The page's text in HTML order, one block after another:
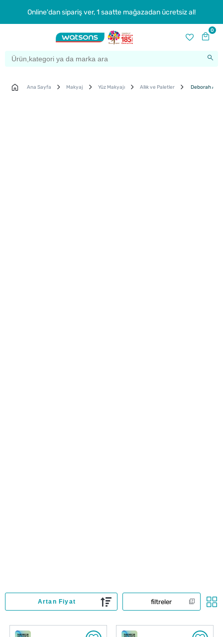
Online'dan sipariş ver, 1 saatte mağazadan ücretsiz al!
0
Ana Sayfa Makyaj Yüz Makyajı Allık ve Paletler Deborah Allık
filtreler